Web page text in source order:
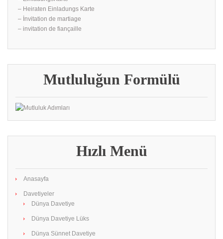
– Heiraten Einladungs Karte
– İnvitation de martiage
– invitation de fiançaille
Mutluluğun Formülü
Hızlı Menü
Anasayfa
Davetiyeler
Dünya Davetiye
Dünya Davetiye Lüks
Dünya Sünnet Davetiye